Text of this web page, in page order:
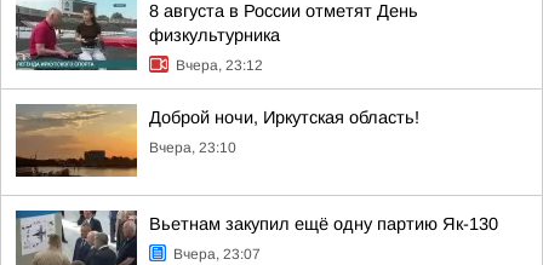
8 августа в России отметят День
физкультурника
Вчера, 23:12
Доброй ночи, Иркутская область!
Вчера, 23:10
Вьетнам закупил ещё одну партию Як-130
Вчера, 23:07